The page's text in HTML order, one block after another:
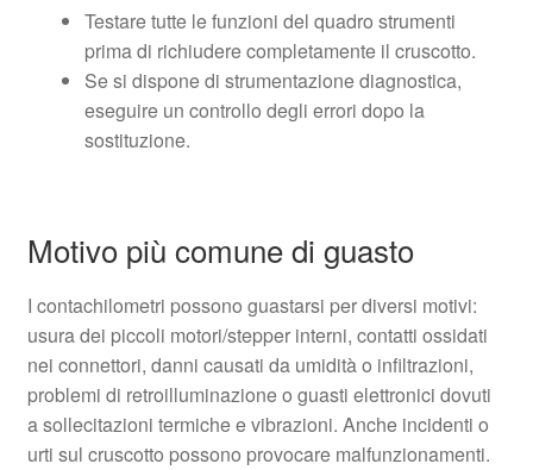
Testare tutte le funzioni del quadro strumenti
prima di richiudere completamente il cruscotto.
Se si dispone di strumentazione diagnostica,
eseguire un controllo degli errori dopo la
sostituzione.
Motivo più comune di guasto
I contachilometri possono guastarsi per diversi motivi:
usura dei piccoli motori/stepper interni, contatti ossidati
nei connettori, danni causati da umidità o infiltrazioni,
problemi di retroilluminazione o guasti elettronici dovuti
a sollecitazioni termiche e vibrazioni. Anche incidenti o
urti sul cruscotto possono provocare malfunzionamenti.